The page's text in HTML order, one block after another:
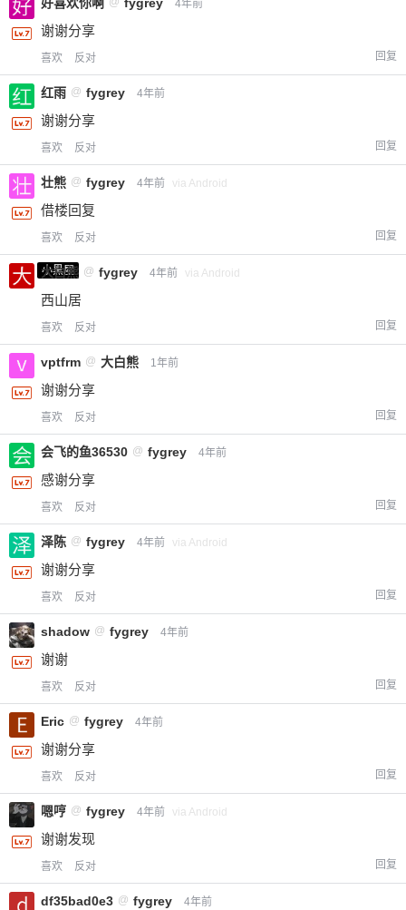
4年前
谢谢分享
喜欢 反对 回复
红雨 @ fygrey 4年前
谢谢分享
喜欢 反对 回复
壮熊 @ fygrey 4年前 via Android
借楼回复
喜欢 反对 回复
小黑屋
大白熊 @ fygrey 4年前 via Android
西山居
喜欢 反对 回复
vptfrm @ 大白熊 1年前
谢谢分享
喜欢 反对 回复
会飞的鱼36530 @ fygrey 4年前
感谢分享
喜欢 反对 回复
泽陈 @ fygrey 4年前 via Android
谢谢分享
喜欢 反对 回复
shadow @ fygrey 4年前
谢谢
喜欢 反对 回复
Eric @ fygrey 4年前
谢谢分享
喜欢 反对 回复
嗯哼 @ fygrey 4年前 via Android
谢谢发现
喜欢 反对 回复
df35bad0e3 @ fygrey 4年前